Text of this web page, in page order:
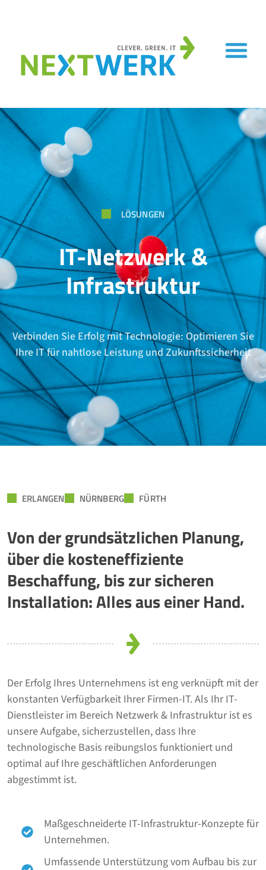
LÖSUNGEN
IT-Netzwerk &
Infrastruktur
Verbinden Sie Erfolg mit Technologie: Optimieren Sie
Ihre IT für nahtlose Leistung und Zukunftssicherheit
ERLANGEN NÜRNBERG FÜRTH
Von der grundsätzlichen Planung,
über die kosteneffiziente
Beschaffung, bis zur sicheren
Installation: Alles aus einer Hand.
Der Erfolg Ihres Unternehmens ist eng verknüpft mit der
konstanten Verfügbarkeit Ihrer Firmen-IT. Als Ihr IT-
Dienstleister im Bereich Netzwerk & Infrastruktur ist es
unsere Aufgabe, sicherzustellen, dass Ihre
technologische Basis reibungslos funktioniert und
optimal auf Ihre geschäftlichen Anforderungen
abgestimmt ist.
Maßgeschneiderte IT-Infrastruktur-Konzepte für
Unternehmen.
Umfassende Unterstützung vom Aufbau bis zur